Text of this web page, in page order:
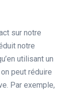
sur notre
notre
utilisant un
peut réduire
Par exemple,